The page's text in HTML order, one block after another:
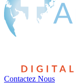
Contactez Nous